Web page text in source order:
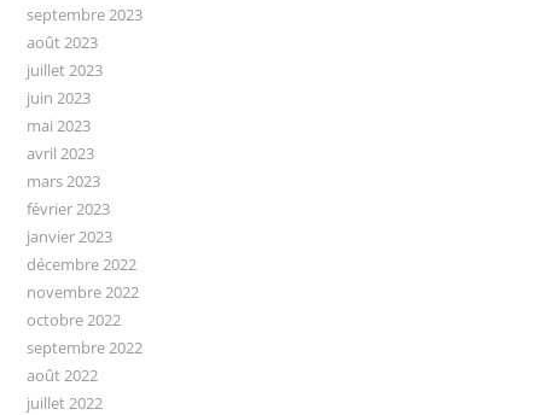
septembre 2023
août 2023
juillet 2023
juin 2023
mai 2023
avril 2023
mars 2023
février 2023
janvier 2023
décembre 2022
novembre 2022
octobre 2022
septembre 2022
août 2022
juillet 2022